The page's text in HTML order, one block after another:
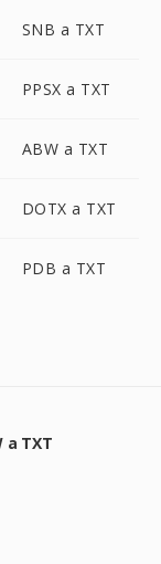
SNB a TXT
PPSX a TXT
ABW a TXT
DOTX a TXT
PDB a TXT
a TXT